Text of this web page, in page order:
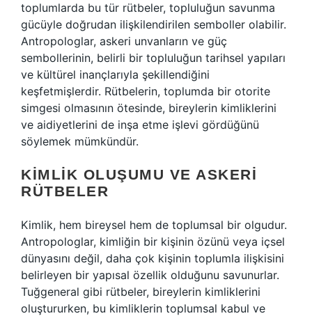
toplumlarda bu tür rütbeler, topluluğun savunma
gücüyle doğrudan ilişkilendirilen semboller olabilir.
Antropologlar, askeri unvanların ve güç
sembollerinin, belirli bir topluluğun tarihsel yapıları
ve kültürel inançlarıyla şekillendiğini
keşfetmişlerdir. Rütbelerin, toplumda bir otorite
simgesi olmasının ötesinde, bireylerin kimliklerini
ve aidiyetlerini de inşa etme işlevi gördüğünü
söylemek mümkündür.
KIMLIK OLUŞUMU VE ASKERI
RÜTBELER
Kimlik, hem bireysel hem de toplumsal bir olgudur.
Antropologlar, kimliğin bir kişinin özünü veya içsel
dünyasını değil, daha çok kişinin toplumla ilişkisini
belirleyen bir yapısal özellik olduğunu savunurlar.
Tuğgeneral gibi rütbeler, bireylerin kimliklerini
oluştururken, bu kimliklerin toplumsal kabul ve